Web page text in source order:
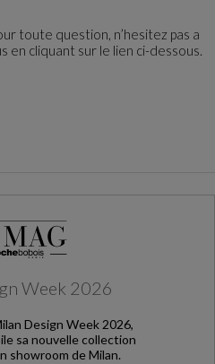
toute question, n’hesitez pas a
cliquant sur le lien ci-dessous.
Week 2026
Design Week 2026,
sa nouvelle collection
showroom de Milan.